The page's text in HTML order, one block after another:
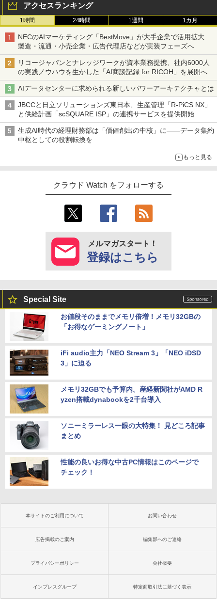
アクセスランキング
1時間 24時間 1週間 1カ月
NECのAIマーケティング「BestMove」が大手企業で活用拡大
製造・流通・小売企業・広告代理店などが実装フェーズへ
リコージャパンとナレッジワークが資本業務提携、社内6000人
の実践ノウハウを生かした「AI商談記録 for RICOH」を展開へ
AIデータセンターに求められる新しいパワーアーキテクチャとは
JBCCと日立ソリューションズ東日本、生産管理「R-PiCS NX」
と供給計画「scSQUARE ISP」の連携サービスを提供開始
生成AI時代の経理財務部は「価値創出の中核」に――データ集約
中枢としての役割転換を
もっと見る
クラウド Watch をフォローする
メルマガスタート！
登録はこちら
Special Site
お値段そのままでメモリ倍増！メモリ32GBの
「お得なゲーミングノート」
iFi audio主力「NEO Stream 3」「NEO iDSD
3」に迫る
メモリ32GBでも予算内。産経新聞社がAMD R
yzen搭載dynabookを2千台導入
ソニーミラーレス一眼の大特集！ 見どころ記事
まとめ
性能の良いお得な中古PC情報はこのページで
チェック！
本サイトのご利用について お問い合わせ
広告掲載のご案内 編集部へのご連絡
プライバシーポリシー 会社概要
インプレスグループ 特定商取引法に基づく表示